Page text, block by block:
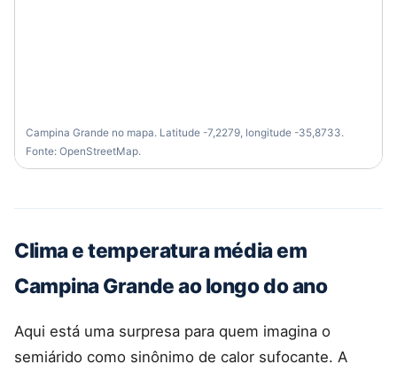
Campina Grande no mapa. Latitude -7,2279, longitude -35,8733.
Fonte: OpenStreetMap.
Clima e temperatura média em
Campina Grande ao longo do ano
Aqui está uma surpresa para quem imagina o
semiárido como sinônimo de calor sufocante. A